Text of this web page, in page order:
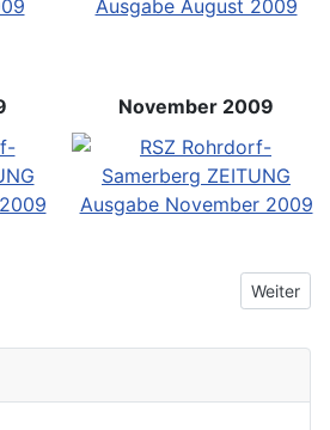
November 2009
RSZ 1989 Nächster
Weiter